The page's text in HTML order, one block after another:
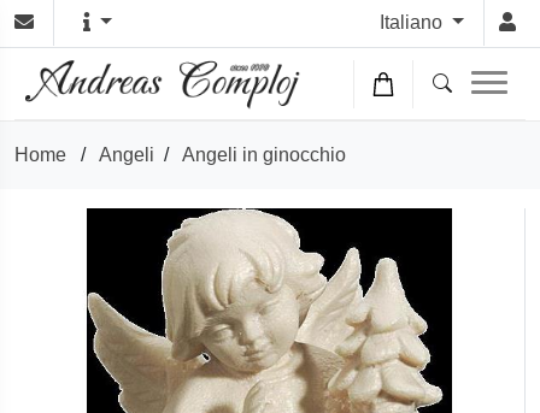
Italiano
Home / Angeli / Angeli in ginocchio